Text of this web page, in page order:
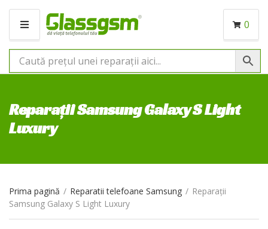
M
N
I
0
Reparații Samsung Galaxy S Light
Luxury
Prima pagină / Reparatii telefoane Samsung / Reparații
Samsung Galaxy S Light Luxury